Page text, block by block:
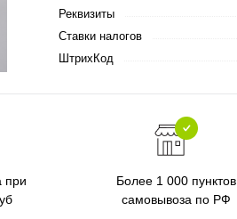
Реквизиты
Ставки налогов
ШтрихКод
при
Более 1 000 пунктов
самовывоза по РФ